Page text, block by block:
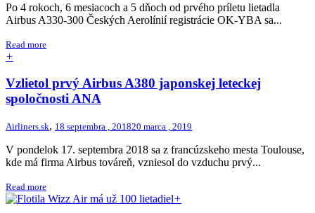
Po 4 rokoch, 6 mesiacoch a 5 dňoch od prvého príletu lietadla
Airbus A330-300 Českých Aerolínií registrácie OK-YBA sa...
Read more
+
Vzlietol prvý Airbus A380 japonskej leteckej
spoločnosti ANA
Airliners.sk, 18 septembra , 201820 marca , 2019
V pondelok 17. septembra 2018 sa z francúzskeho mesta Toulouse,
kde má firma Airbus továreň, vzniesol do vzduchu prvý...
Read more
+